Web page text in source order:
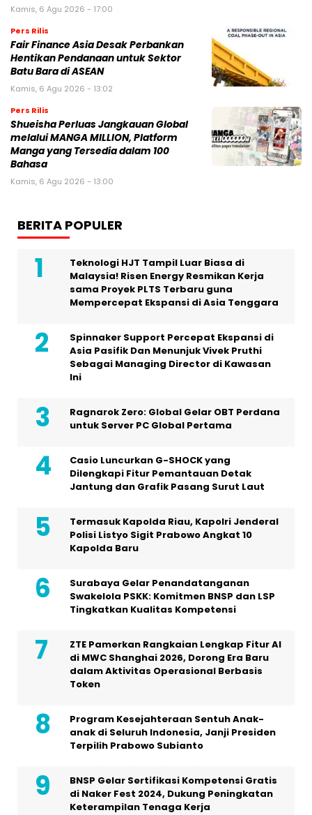
Kamis, 6 Agu 2026 - 17:00
Pers Rilis
Fair Finance Asia Desak Perbankan
Hentikan Pendanaan untuk Sektor
Batu Bara di ASEAN
Kamis, 6 Agu 2026 - 13:02
Pers Rilis
Shueisha Perluas Jangkauan Global
melalui MANGA MILLION, Platform
Manga yang Tersedia dalam 100
Bahasa
Kamis, 6 Agu 2026 - 13:00
BERITA POPULER
Teknologi HJT Tampil Luar Biasa di
Malaysia! Risen Energy Resmikan Kerja
sama Proyek PLTS Terbaru guna
Mempercepat Ekspansi di Asia Tenggara
Spinnaker Support Percepat Ekspansi di
Asia Pasifik Dan Menunjuk Vivek Pruthi
Sebagai Managing Director di Kawasan
Ini
Ragnarok Zero: Global Gelar OBT Perdana
untuk Server PC Global Pertama
Casio Luncurkan G-SHOCK yang
Dilengkapi Fitur Pemantauan Detak
Jantung dan Grafik Pasang Surut Laut
Termasuk Kapolda Riau, Kapolri Jenderal
Polisi Listyo Sigit Prabowo Angkat 10
Kapolda Baru
Surabaya Gelar Penandatanganan
Swakelola PSKK: Komitmen BNSP dan LSP
Tingkatkan Kualitas Kompetensi
ZTE Pamerkan Rangkaian Lengkap Fitur AI
di MWC Shanghai 2026, Dorong Era Baru
dalam Aktivitas Operasional Berbasis
Token
Program Kesejahteraan Sentuh Anak-
anak di Seluruh Indonesia, Janji Presiden
Terpilih Prabowo Subianto
BNSP Gelar Sertifikasi Kompetensi Gratis
di Naker Fest 2024, Dukung Peningkatan
Keterampilan Tenaga Kerja